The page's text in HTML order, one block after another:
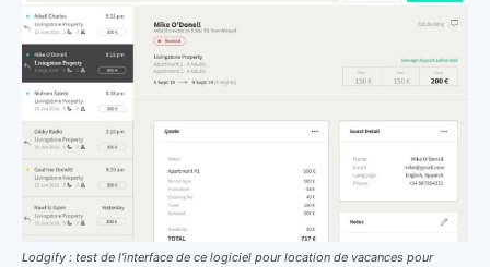
Lodgify : test de l’interface de ce logiciel pour location de vacances pour